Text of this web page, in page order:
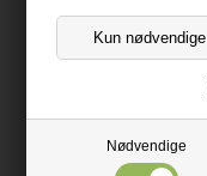
Nødvendige